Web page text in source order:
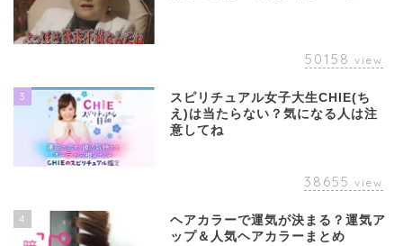
50158 view
3
スピリチュアル女子大生CHIE(ち
え)は当たらない？気になる人は注
意してね
38655 view
4
ヘアカラーで運気が決まる？運気ア
ップ＆人気ヘアカラーまとめ